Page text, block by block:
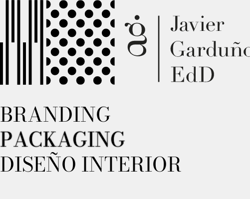
BRANDING
PACKAGING
DISEÑO INTERIOR